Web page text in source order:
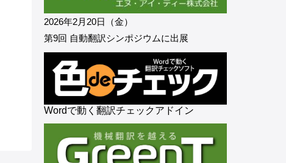
2026年2月20日（金）
第9回 自動翻訳シンポジウムに出展
Wordで動く翻訳チェックアドイン